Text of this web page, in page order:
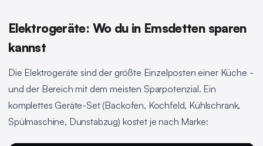
Elektrogeräte: Wo du in Emsdetten sparen
kannst
Die Elektrogeräte sind der größte Einzelposten einer Küche -
und der Bereich mit dem meisten Sparpotenzial. Ein
komplettes Geräte-Set (Backofen, Kochfeld, Kühlschrank,
Spülmaschine, Dunstabzug) kostet je nach Marke: